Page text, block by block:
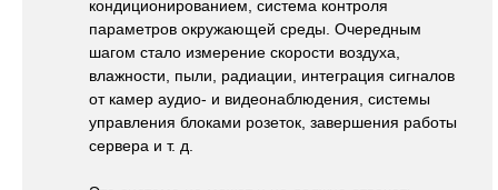
кондиционированием, система контроля
параметров окружающей среды. Очередным
шагом стало измерение скорости воздуха,
влажности, пыли, радиации, интеграция сигналов
от камер аудио- и видеонаблюдения, системы
управления блоками розеток, завершения работы
сервера и т. д.